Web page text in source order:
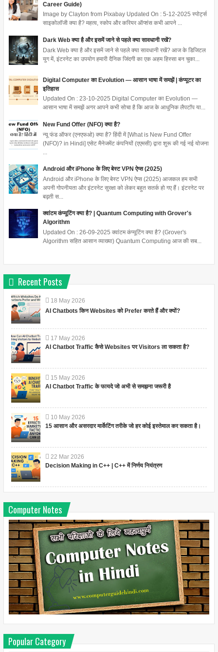
Career Guide)
Image by Clayton from Pixabay Updated On : 5-12-2025 स्पोर्ट्स
साइकोलॉजी क्या है? महत्व, स्कोप और करियर ऑप्शंस कभी आपने ...
Dark Web क्या है और इसमें जाने से पहले क्या सावधानी रखें?
Dark Web क्या है और इसमें जाने से पहले क्या सावधानी रखें? आज के डिजिटल
युग में, इंटरनेट का उपयोग हमारी दैनिक जिंदगी का एक अहम हिस्सा बन चुका...
Digital Computer का Evolution — आसान भाषा में समझें | कंप्यूटर का
इतिहास
Updated On : 23-10-2025 Digital Computer का Evolution —
आसान भाषा में समझें अगर आपने कभी सोचा है कि आज के आधुनिक लैपटॉप या...
New Fund Offer (NFO) क्या है?
न्यू फंड ऑफर (एनएफओ) क्या है? हिंदी में [What is New Fund Offer
(NFO)? in Hindi] एसेट मैनेजमेंट कंपनियों (एएमसी) द्वारा शुरू की गई नई योजना
Android और iPhone के लिए बेस्ट VPN ऐप्स (2025)
Android और iPhone के लिए बेस्ट VPN ऐप्स (2025) आजकल हम सभी
अपनी गोपनीयता और इंटरनेट सुरक्षा को लेकर बहुत सतर्क हो गए हैं। इंटरनेट पर
बढ़ती स...
क्वांटम कंप्यूटिंग क्या है? | Quantum Computing with Grover's
Algorithm
Updated On : 26-09-2025 क्वांटम कंप्यूटिंग क्या है? (Grover's
Algorithm सहित आसान व्याख्या) Quantum Computing आज की सब...
Recent Posts
18 May 2026
AI Chatbots किन Websites को Prefer करते हैं और क्यों?
17 May 2026
AI Chatbot Traffic कैसे Websites पर Visitors ला सकता है?
15 May 2026
AI Chatbot Traffic के फायदे जो अभी से समझना जरूरी है
10 May 2026
15 आसान और असरदार मार्केटिंग तरीके जो हर कोई इस्तेमाल कर सकता है।
22 Mar 2026
Decision Making in C++ | C++ में निर्णय नियंत्रण
Computer Notes
Popular Category